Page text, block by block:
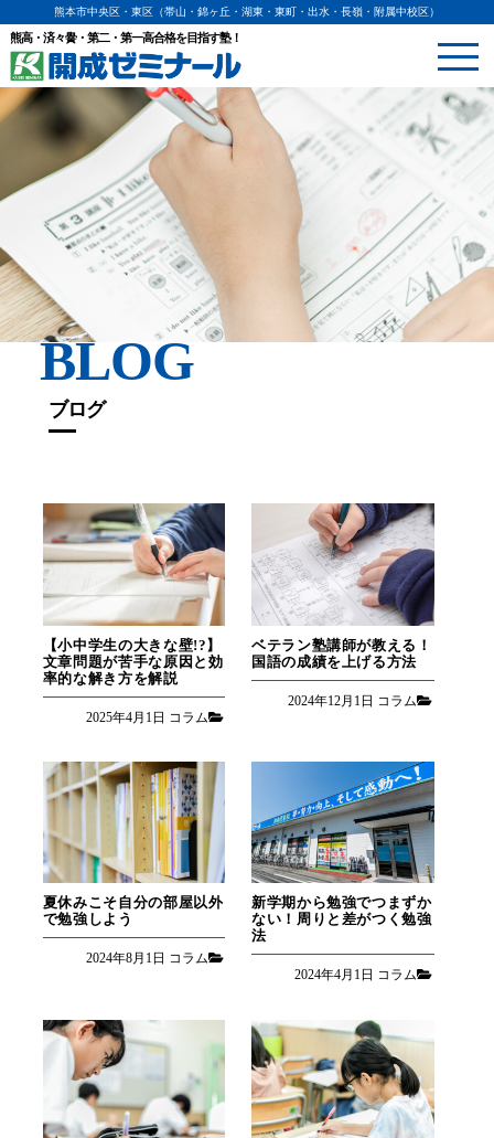
熊本市中央区・東区（帯山・錦ヶ丘・湖東・東町・出水・長嶺・附属中校区）
熊高・済々黌・第二・第一高合格を目指す塾！
BLOG
ブログ
【小中学生の大きな壁!?】
文章問題が苦手な原因と効
率的な解き方を解説
2025年4月1日 コラム
ベテラン塾講師が教える！
国語の成績を上げる方法
2024年12月1日 コラム
夏休みこそ自分の部屋以外
で勉強しよう
2024年8月1日 コラム
新学期から勉強でつまずか
ない！周りと差がつく勉強
法
2024年4月1日 コラム